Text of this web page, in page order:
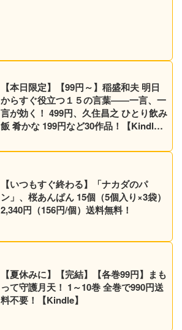
【本日限定】【99円～】稲盛和夫 明日
からすぐ役立つ１５の言葉――一言、一
言が効く！ 499円、久住昌之 ひとり飲み
飯 肴かな 199円など30作品！【Kindle
【いつもすぐ終わる】「ナカダのパ
ン」、桜あんぱん 15個（5個入り×3袋）
2,340円（156円/個）送料無料！
【夏休みに】【完結】【各巻99円】まも
って守護月天！ 1～10巻 全巻で990円送
料不要！【Kindle】